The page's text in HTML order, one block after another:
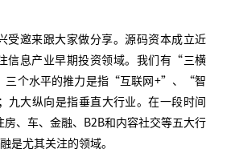
受邀来跟大家做分享。源码资本成立近
信息产业早期投资领域。我们有“三横
三个水平的推力是指“互联网+”、“智
大纵向是指垂直大行业。在一段时间
房、车、金融、B2B和内容社交等五大行
尤其关注的领域。